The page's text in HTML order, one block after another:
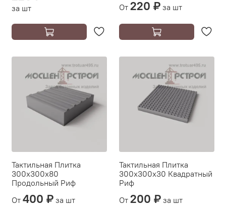
за шт От 220 ₽ за шт
Тактильная Плитка
300х300х80
Продольный Риф
От 400 ₽ за шт
Тактильная Плитка
300х300х30 Квадратный
Риф
От 200 ₽ за шт